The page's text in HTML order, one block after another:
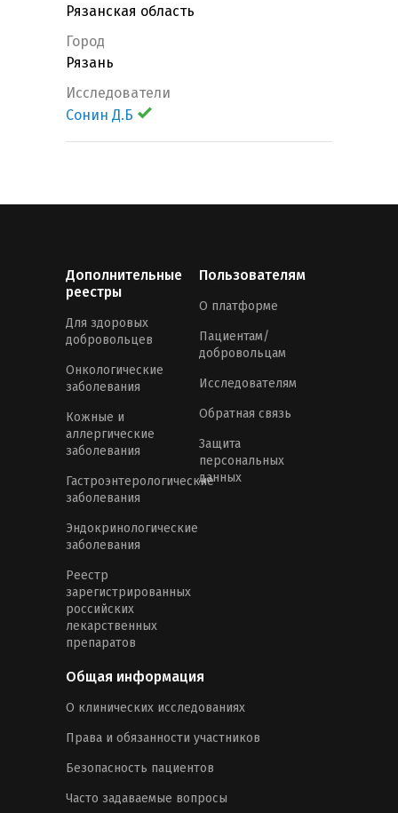
Рязанская область
Город
Рязань
Исследователи
Сонин Д.Б
Дополнительные
реестры
Для здоровых
добровольцев
Онкологические
заболевания
Кожные и
аллергические
заболевания
Гастроэнтерологические
заболевания
Эндокринологические
заболевания
Реестр
зарегистрированных
российских
лекарственных
препаратов
Пользователям
О платформе
Пациентам/
добровольцам
Исследователям
Обратная связь
Защита
персональных
данных
Общая информация
О клинических исследованиях
Права и обязанности участников
Безопасность пациентов
Часто задаваемые вопросы